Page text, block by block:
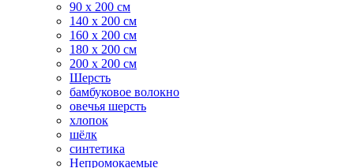
90 x 200 см
140 x 200 см
160 x 200 см
180 x 200 см
200 x 200 см
Шерсть
бамбуковое волокно
овечья шерсть
хлопок
шёлк
синтетика
Непромокаемые